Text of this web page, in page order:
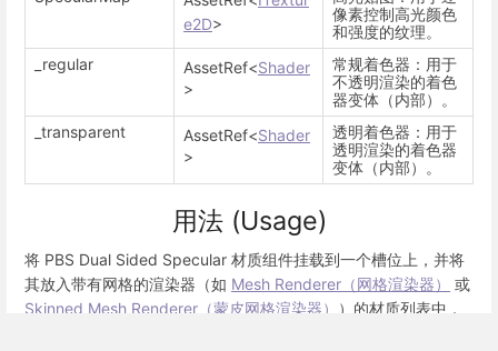
e2D>
像素控制高光颜色
和强度的纹理。
_regular
AssetRef<Shader
>
常规着色器：用于
不透明渲染的着色
器变体（内部）。
_transparent
AssetRef<Shader
>
透明着色器：用于
透明渲染的着色器
变体（内部）。
用法 (Usage)
将 PBS Dual Sided Specular 材质组件挂载到一个槽位上，并将
其放入带有网格的渲染器（如 Mesh Renderer（网格渲染器）
或
Skinned Mesh Renderer（蒙皮网格渲染器）
）的材质列表中，